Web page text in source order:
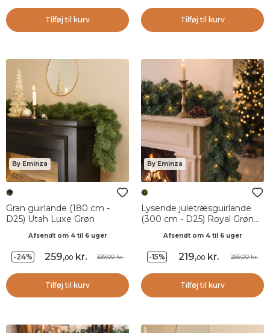
Tilføj til kurv Tilføj til kurv
By Eminza
Gran guirlande (180 cm -
D25) Utah Luxe Grøn
Afsendt om 4 til 6 uger
-24% 259,00kr. 339,00 kr.
Tilføj til kurv
By Eminza
Lysende juletræsguirlande
(300 cm - D25) Royal Grøn
Afsendt om 4 til 6 uger
-15% 219,00 kr. 259,00 kr.
Tilføj til kurv